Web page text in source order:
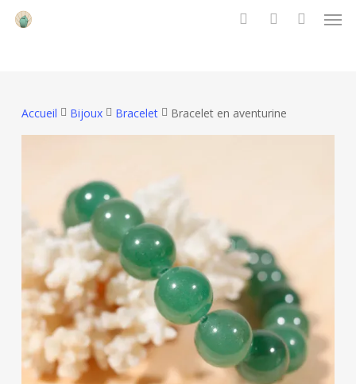
Skip
Accueil Bijoux Bracelet Bracelet en aventurine